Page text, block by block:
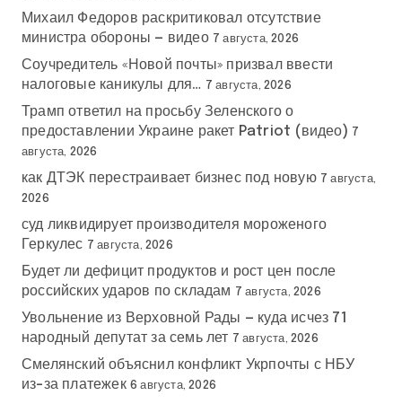
Михаил Федоров раскритиковал отсутствие
министра обороны — видео 7 августа, 2026
Соучредитель «Новой почты» призвал ввести
налоговые каникулы для… 7 августа, 2026
Трамп ответил на просьбу Зеленского о
предоставлении Украине ракет Patriot (видео) 7
августа, 2026
как ДТЭК перестраивает бизнес под новую 7 августа,
2026
суд ликвидирует производителя мороженого
Геркулес 7 августа, 2026
Будет ли дефицит продуктов и рост цен после
российских ударов по складам 7 августа, 2026
Увольнение из Верховной Рады — куда исчез 71
народный депутат за семь лет 7 августа, 2026
Смелянский объяснил конфликт Укрпочты с НБУ
из-за платежек 6 августа, 2026